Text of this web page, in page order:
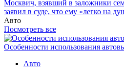
Москвич, взявший в заложники
заявил в суде, что ему «легко на
Авто
Посмотреть все
Особенности использования
Авто